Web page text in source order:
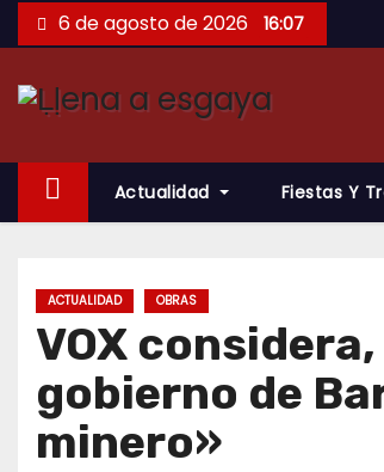
Saltar
al
contenido
6 de agosto de 2026 16:07
Actualidad Fiestas Y
ACTUALIDAD OBRAS
VOX
gobierno de
minero»